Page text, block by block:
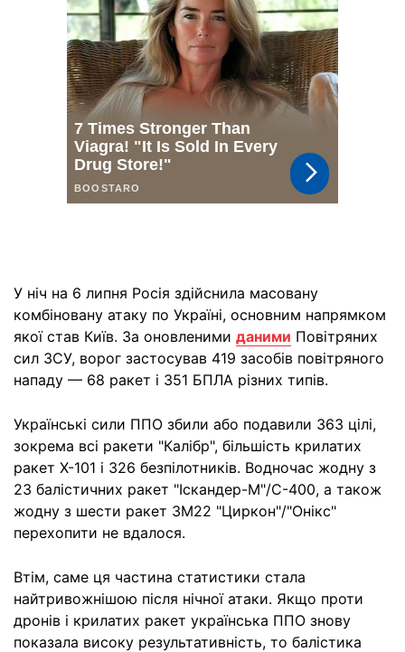
У ніч на 6 липня Росія здійснила масовану
комбіновану атаку по Україні, основним напрямком
якої став Київ. За оновленими даними Повітряних
сил ЗСУ, ворог застосував 419 засобів повітряного
нападу — 68 ракет і 351 БПЛА різних типів.
Українські сили ППО збили або подавили 363 цілі,
зокрема всі ракети "Калібр", більшість крилатих
ракет Х-101 і 326 безпілотників. Водночас жодну з
23 балістичних ракет "Іскандер-М"/С-400, а також
жодну з шести ракет 3М22 "Циркон"/"Онікс"
перехопити не вдалося.
Втім, саме ця частина статистики стала
найтривожнішою після нічної атаки. Якщо проти
дронів і крилатих ракет українська ППО знову
показала високу результативність, то балістика